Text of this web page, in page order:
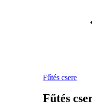
Fűtés csere
Fűtés